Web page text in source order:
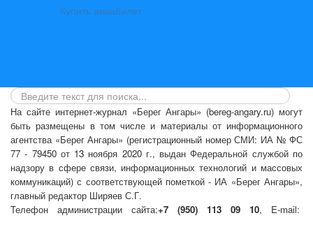
Купить авиабилет
На сайте интернет-журнал «Берег Ангары» (bereg-angary.ru) могут
быть размещены в том числе и материалы от информационного
агентства «Берег Ангары» (регистрационный номер СМИ: ИА № ФС
77 - 79450 от 13 ноября 2020 г., выдан Федеральной службой по
надзору в сфере связи, информационных технологий и массовых
коммуникаций) с соответствующей пометкой - ИА «Берег Ангары»,
главный редактор Ширяев С.Г.
Телефон администрации сайта:+7 (950) 113 09 10, E-mail: